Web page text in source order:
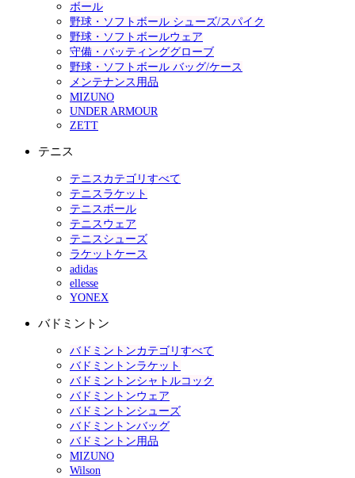
ボール
野球・ソフトボール シューズ/スパイク
野球・ソフトボールウェア
守備・バッティンググローブ
野球・ソフトボール バッグ/ケース
メンテナンス用品
MIZUNO
UNDER ARMOUR
ZETT
テニス
テニスカテゴリすべて
テニスラケット
テニスボール
テニスウェア
テニスシューズ
ラケットケース
adidas
ellesse
YONEX
バドミントン
バドミントンカテゴリすべて
バドミントンラケット
バドミントンシャトルコック
バドミントンウェア
バドミントンシューズ
バドミントンバッグ
バドミントン用品
MIZUNO
Wilson